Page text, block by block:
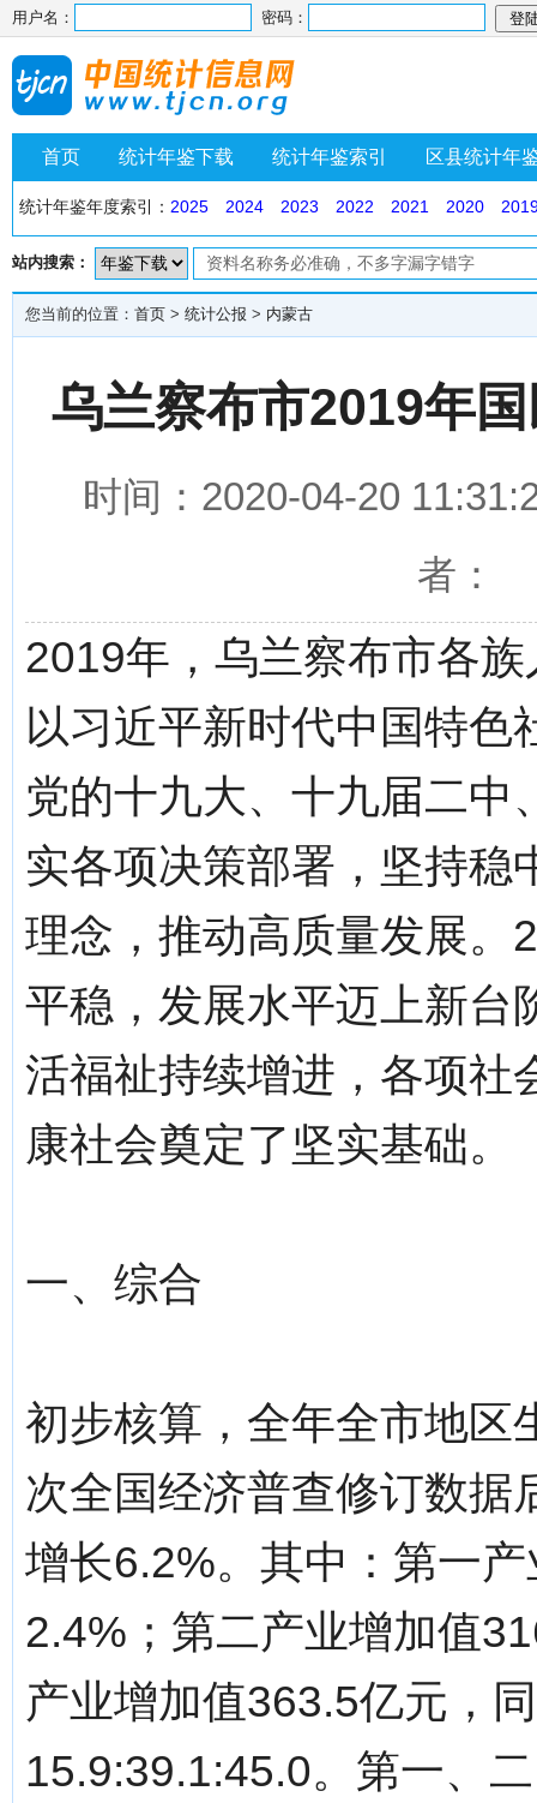
用户名： 密码：
首页 统计年鉴下载 统计年鉴索引 区县统计年
统计年鉴年度索引： 2025 2024 2023 2022 2021 2020
站内搜索：
您当前的位置： 首页 > 统计公报 > 内蒙古
乌兰察布市2019年
时间：2020-04-20
者：
2019年，乌兰察布市各
以习近平新时代中国特色
党的十九大、十九届二中
实各项决策部署，坚持稳
理念，推动高质量发展。
平稳，发展水平迈上新台
活福祉持续增进，各项社
康社会奠定了坚实基础。
一、综合
初步核算，全年全市地区
次全国经济普查修订数据
增长6.2%。其中：第一
2.4%；第二产业增加值
产业增加值363.5亿元，
15.9:39.1:45.0。第一、